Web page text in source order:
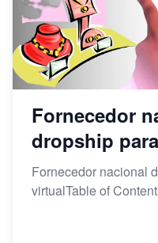
Fornecedor
dropship
Fornecedor nacional
virtualTable of